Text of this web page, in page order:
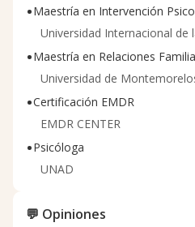
•Maestría en Intervención
Universidad Internacional de
•Maestría en Relaciones
Universidad de
•Certificación EMDR
EMDR CENTER
•Psicóloga
UNAD
💬 Opiniones